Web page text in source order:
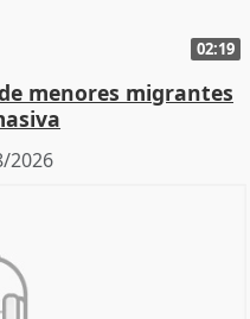
02:19
menores migrantes
2026